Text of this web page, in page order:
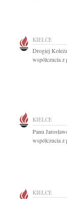
KIELCE
Drogiej
współczucia
KIELCE
Panu
współczucia
KIELCE